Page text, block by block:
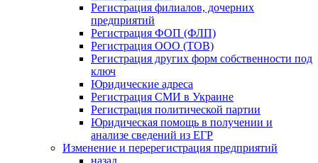
Регистрация филиалов, дочерних
предприятий
Регистрация ФОП (ФЛП)
Регистрация ООО (ТОВ)
Регистрация других форм собственности под
ключ
Юридические адреса
Регистрация СМИ в Украине
Регистрация политической партии
Юридическая помощь в получении и
анализе сведений из ЕГР
Изменение и перерегистрация предприятий
назад